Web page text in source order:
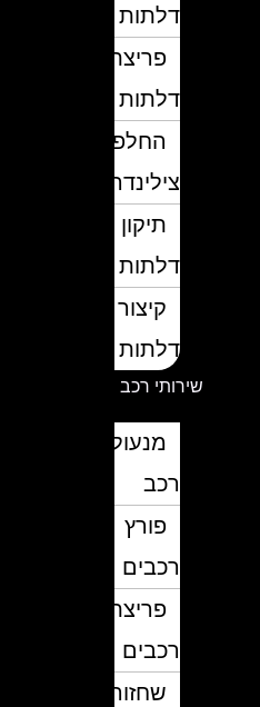
דלתות
פריצת
דלתות
החלפת
צילינדרים
תיקון
דלתות
קיצור
דלתות
שירותי רכב
מנעולן
פורץ
רכבים
פריצת
רכבים
שחזור